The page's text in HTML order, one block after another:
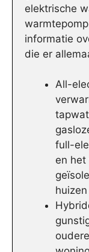
elektrische
informatie
die er
All-
full-
en het